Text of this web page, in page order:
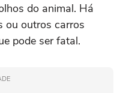
do animal. Há
ou outros carros
pode ser fatal.